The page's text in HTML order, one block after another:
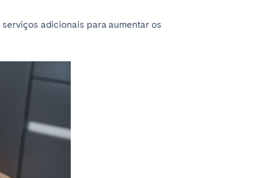
adicionais para aumentar os
Setúbal